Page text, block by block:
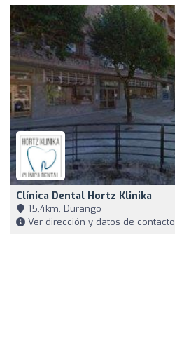
Clínica Dental Hortz Klinika
15,4km, Durango
Ver dirección y datos de contacto